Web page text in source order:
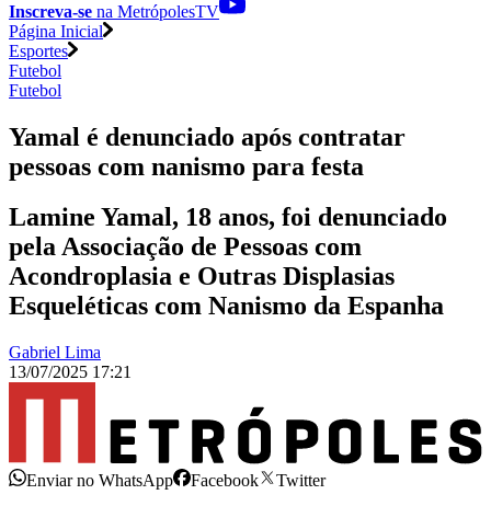
Inscreva-se na MetrópolesTV
Página Inicial
Esportes
Futebol
Futebol
Yamal é denunciado após contratar
pessoas com nanismo para festa
Lamine Yamal, 18 anos, foi denunciado
pela Associação de Pessoas com
Acondroplasia e Outras Displasias
Esqueléticas com Nanismo da Espanha
Gabriel Lima
13/07/2025 17:21
Enviar no WhatsApp Facebook
Twitter